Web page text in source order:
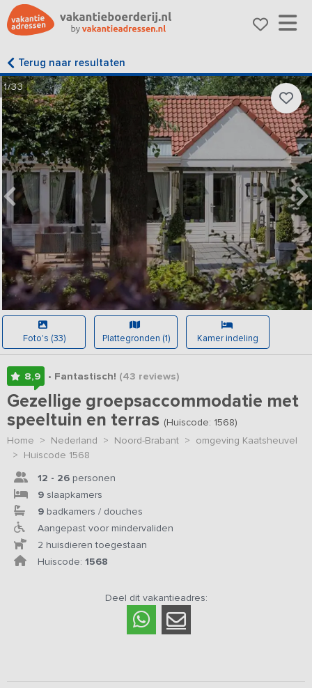
Terug naar resultaten
1/33
Foto's (33) Plattegronden (1) Kamer indeling
8,9 • Fantastisch! (43 reviews)
Gezellige groepsaccommodatie met
speeltuin en terras (Huiscode: 1568)
Home > Nederland > Noord-Brabant > omgeving Kaatsheuvel
> Huiscode 1568
12 - 26 personen
9 slaapkamers
9 badkamers / douches
Aangepast voor mindervaliden
2 huisdieren toegestaan
Huiscode: 1568
Deel dit vakantieadres: